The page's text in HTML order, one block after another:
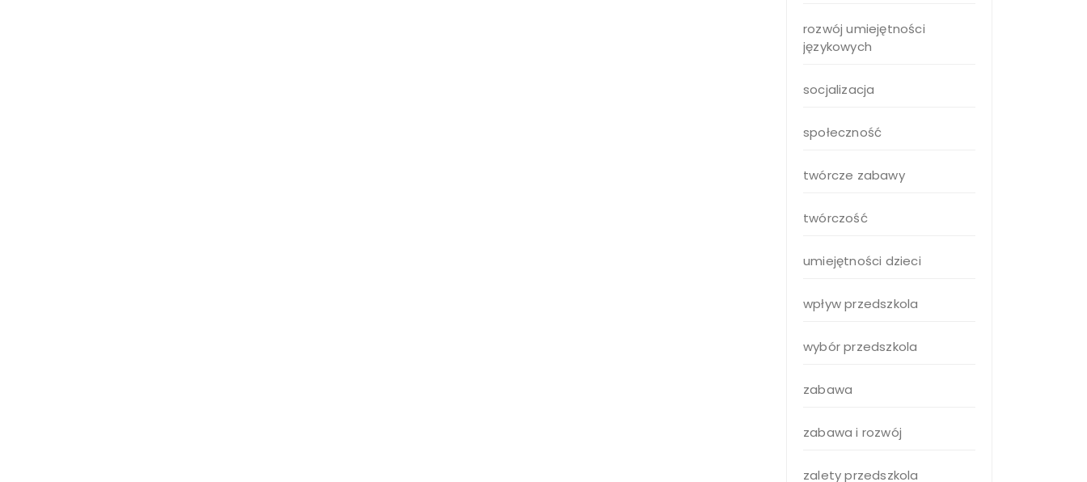
rozwój umiejętności
językowych
socjalizacja
społeczność
twórcze zabawy
twórczość
umiejętności dzieci
wpływ przedszkola
wybór przedszkola
zabawa
zabawa i rozwój
zalety przedszkola